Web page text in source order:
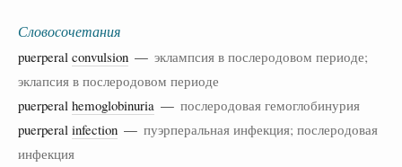
Словосочетания
puerperal convulsion — эклампсия в послеродовом периоде;
эклапсия в послеродовом периоде
puerperal hemoglobinuria — послеродовая гемоглобинурия
puerperal infection — пуэрперальная инфекция; послеродовая
инфекция